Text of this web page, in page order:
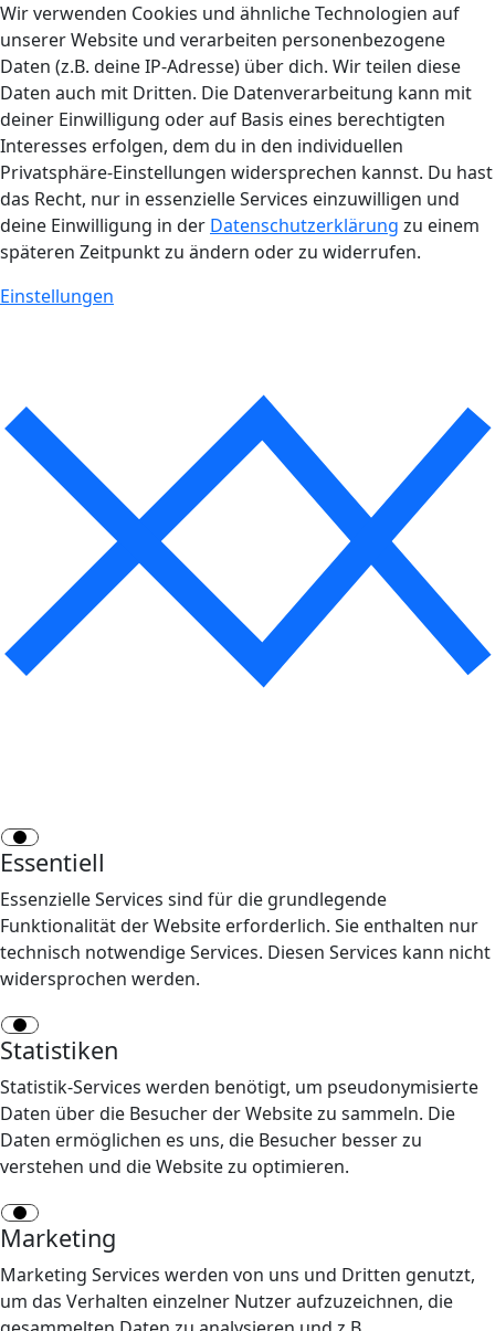
Wir verwenden Cookies und ähnliche Technologien auf
unserer Website und verarbeiten personenbezogene
Daten (z.B. deine IP-Adresse) über dich. Wir teilen diese
Daten auch mit Dritten. Die Datenverarbeitung kann mit
deiner Einwilligung oder auf Basis eines berechtigten
Interesses erfolgen, dem du in den individuellen
Privatsphäre-Einstellungen widersprechen kannst. Du hast
das Recht, nur in essenzielle Services einzuwilligen und
deine Einwilligung in der Datenschutzerklärung zu einem
späteren Zeitpunkt zu ändern oder zu widerrufen.
Einstellungen
Essentiell
Essenzielle Services sind für die grundlegende
Funktionalität der Website erforderlich. Sie enthalten nur
technisch notwendige Services. Diesen Services kann nicht
widersprochen werden.
Statistiken
Statistik-Services werden benötigt, um pseudonymisierte
Daten über die Besucher der Website zu sammeln. Die
Daten ermöglichen es uns, die Besucher besser zu
verstehen und die Website zu optimieren.
Marketing
Marketing Services werden von uns und Dritten genutzt,
um das Verhalten einzelner Nutzer aufzuzeichnen, die